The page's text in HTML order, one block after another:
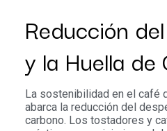
Reducción
y la Huella de
La sostenibilidad en el café
abarca la reducción del
carbono. Los tostadores y